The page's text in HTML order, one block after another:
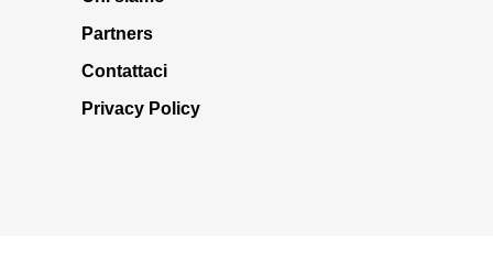
Partners
Contattaci
Privacy Policy